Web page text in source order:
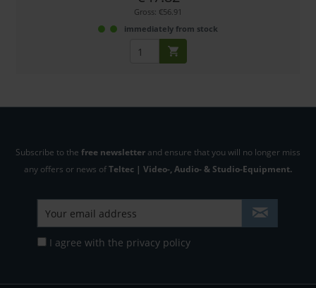
Gross: €56.91
immediately from stock
Subscribe to the free newsletter and ensure that you will no longer miss
any offers or news ofTeltec | Video-, Audio- & Studio-Equipment.
I agree with the privacy policy